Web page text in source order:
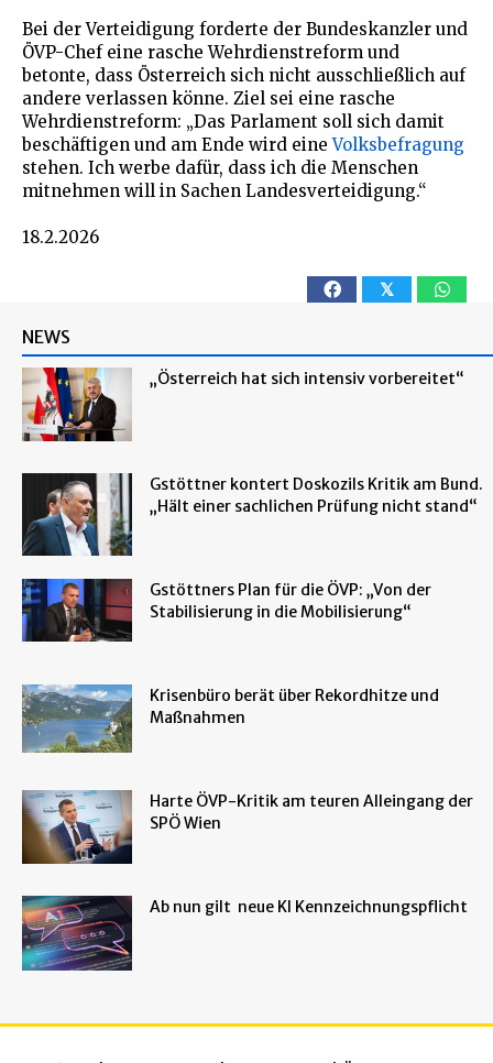
Bei der Verteidigung forderte der Bundeskanzler und
ÖVP-Chef eine rasche Wehrdienstreform und
betonte, dass Österreich sich nicht ausschließlich auf
andere verlassen könne. Ziel sei eine rasche
Wehrdienstreform: „Das Parlament soll sich damit
beschäftigen und am Ende wird eineVolksbefragung
stehen. Ich werbe dafür, dass ich die Menschen
mitnehmen will in Sachen Landesverteidigung.“
18.2.2026
𝕏
NEWS
„Österreich hat sich intensiv vorbereitet“
Gstöttner kontert Doskozils Kritik am Bund.
„Hält einer sachlichen Prüfung nicht stand“
Gstöttners Plan für die ÖVP: „Von der
Stabilisierung in die Mobilisierung“
Krisenbüro berät über Rekordhitze und
Maßnahmen
Harte ÖVP-Kritik am teuren Alleingang der
SPÖ Wien
Ab nun gilt neue KI Kennzeichnungspflicht